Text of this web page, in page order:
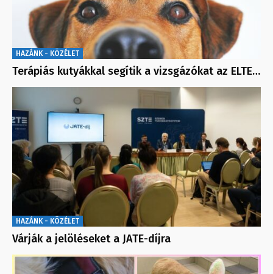
HAZÁNK - KÖZÉLET
Terápiás kutyákkal segítik a vizsgázókat az ELTE…
HAZÁNK - KÖZÉLET
Várják a jelöléseket a JATE-díjra